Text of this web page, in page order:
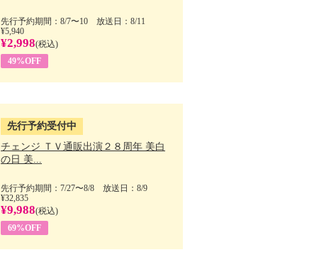
先行予約期間：8/7〜10 放送日：8/11
¥5,940
¥2,998(税込)
49%OFF
先行予約受付中
チェンジ ＴＶ通販出演２８周年 美白
の日 美...
先行予約期間：7/27〜8/8 放送日：8/9
¥32,835
¥9,988(税込)
69%OFF